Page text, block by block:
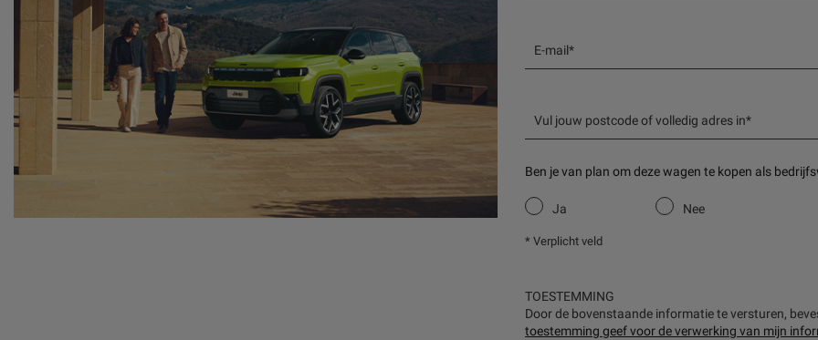
E-mail*
Vul jouw postcode of volledig adres in*
Ben je van plan om deze wagen te kopen als
Ja Nee
* Verplicht veld
TOESTEMMING
Door de bovenstaande informatie te versturen,
toestemming geef voor de verwerking van mijn